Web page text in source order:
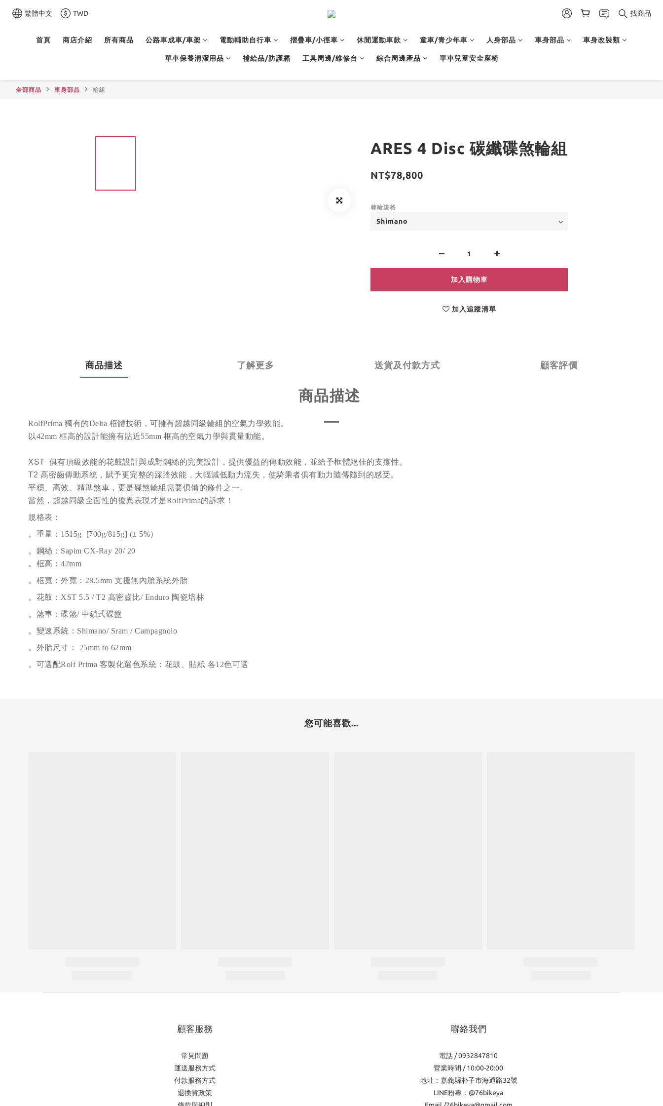
繁體中文 TWD 找商品
首頁 商店介紹 所有商品 公路車成車/車架 電動輔助自行車 摺疊車/小徑車 休閒運動車款 童車/青少年車 人身部品 車身部品 車身改裝類
單車保養清潔用品 補給品/防護霜 工具周邊/維修台 綜合周邊產品 單車兒童安全座椅
全部商品 車身部品 輪組
ARES 4 Disc 碳纖碟煞輪組
NT$78,800
棘輪規格
加入購物車
加入追蹤清單
商品描述 了解更多 送貨及付款方式 顧客評價
商品描述
RolfPrima 獨有的Delta 框體技術 ， 可擁有超越同級輪組的空氣力學效能。
以42mm 框高的設計能擁有貼近55mm 框高的空氣力學與貫量動能。
XST 俱有頂級效能的花鼓設計與成對鋼絲的完美設計，提供優益的傳動效能，並給予框體絕佳的支撐性。
T2 高密齒傳動系統，賦予更完整的踩踏效能，大幅減低動力流失，使騎乘者俱有動力隨傳隨到的感受。
平穩、高效、精準煞車，更是碟煞輪組需要俱備的條件之一。
當然，超越同級全面性的優異表現才是RolfPrima的訴求！
規格表 ：
。重量 ： 1515g [700g/815g] (± 5%）
。鋼絲 ： Sapim CX-Ray 20/ 20
。框高： 42mm
。框寬：外寬： 28.5mm 支援無內胎系統外胎
。花鼓 ： XST 5.5 / T2 高密齒比/ Enduro 陶瓷培林
。煞車 ： 碟煞/ 中鎖式碟盤
。變速系統 ： Shimano/ Sram / Campagnolo
。外胎尺寸 ：
25mm to 62mm
。可選配Rolf Prima 客製化選色系統：花鼓、貼紙 各12色可選
您可能喜歡...
顧客服務
常見問題
運送服務方式
付款服務方式
退換貨政策
聯絡我們
電話 / 0932847810
營業時間 / 10:00-20:00
地址：嘉義縣朴子市海通路32號
LINE粉專：@76bikeya